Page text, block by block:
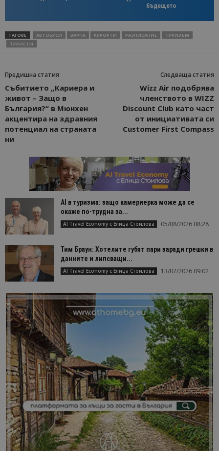
бъдещето
ТАГОВЕ АВТОБУСИ ВАРНА КУРОРТИ РАЗПИСАНИЕ
ТУРИЗЪМ
ТУРИСТИ
Предишна статия
Събитието „Кариера и
живот – Защо в
България?“ в Мюнхен
акцентира на здравния
потенциал на страната
ни
Следваща статия
Wizz Air подобрява
членството в WIZZ
Discount Club като част
от инициативата си
Customer First Compass
AI в туризма: защо камериерка може да се
окаже по-трудна за...
AI Travel Economy с Елица Стоилова 05/08/2026 08:28
Тим Браун: Хотелите губят пари заради грешки в
данните и липсващи...
AI Travel Economy с Елица Стоилова 13/07/2026 09:02